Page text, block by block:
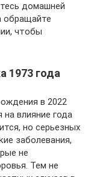
домашней
обращайте
чтобы
1973 года
в 2022
влияние года
но серьезных
заболевания,
не
Тем не